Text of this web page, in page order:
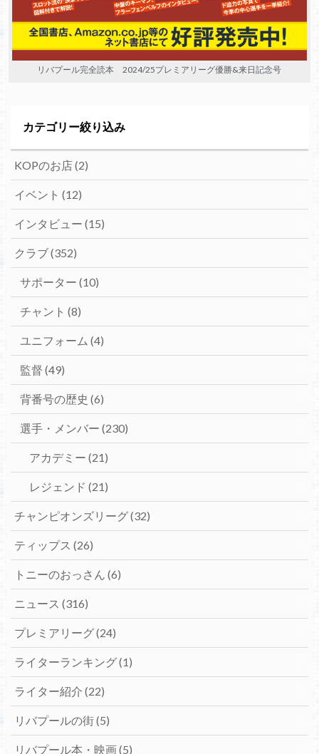
リバプール完全読本 2024/25プレミアリーグ優勝&来日記念号
カテゴリー絞り込み
KOPのお店(2)
イベント (12)
インタビュー (15)
クラブ(352)
サポーター (10)
チャント (8)
ユニフォーム (4)
監督 (49)
背番号の歴史 (6)
選手・メンバー (230)
アカデミー (21)
レジェンド (21)
チャンピオンズリーグ(32)
ティップス (26)
トニーのおっさん (6)
ニュース (316)
プレミアリーグ(24)
ライターランキング(1)
ライター紹介 (22)
リバプールの街(5)
リバプール本・映画(5)